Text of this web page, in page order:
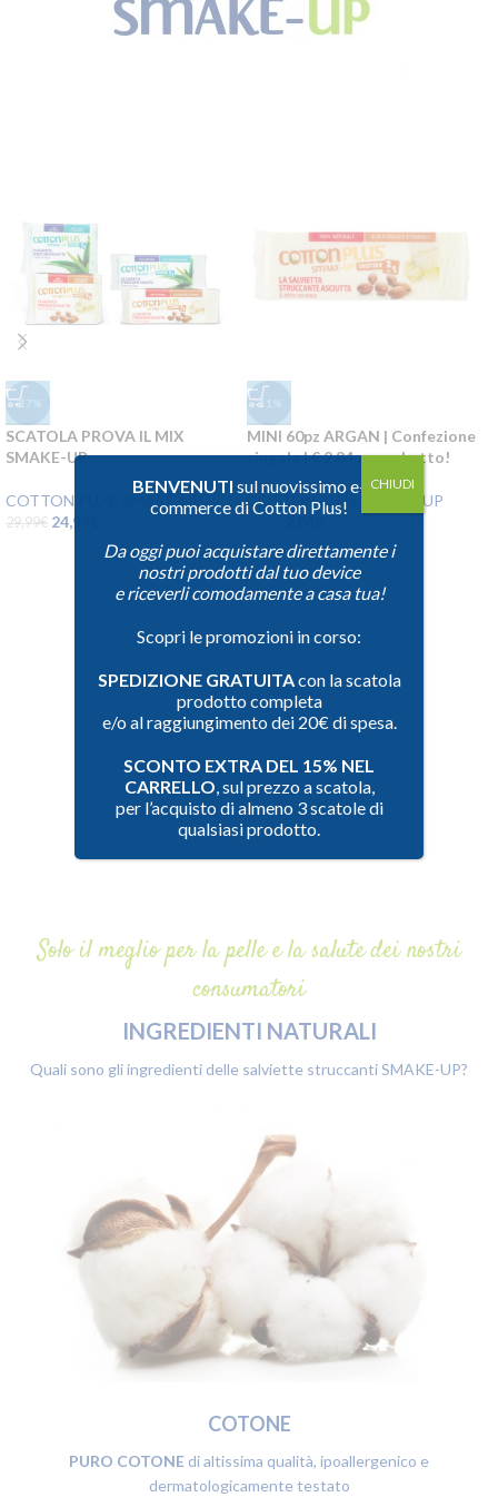
-17%
SCATOLA PROVA IL MIX
SMAKE-UP
COTTON PLUS
29,99€ 24,99
-11%
MINI 60pz ARGAN | Confezione
singola | € 2,84 a sacchetto!
COTTON PLUS SMAKE-UP
Solo il meglio per la pelle e la salute dei nostri
consumatori
INGREDIENTI NATURALI
Quali sono gli ingredienti delle salviette struccanti SMAKE-UP?
COTONE
PURO COTONE di altissima qualità, ipoallergenico e
dermatologicamente testato
BENVENUTI sul nuovissimo e-
commerce di Cotton Plus!
Da oggi puoi acquistare direttamente i
nostri prodotti dal tuo device
e riceverli comodamente a casa tua!
Scopri le promozioni in corso:
SPEDIZIONE GRATUITAcon la scatola
prodotto completa
e/o al raggiungimento dei 20€ di spesa.
SCONTO EXTRA DEL 15% NEL
CARRELLO, sul prezzo a scatola,
per l’acquisto di almeno 3 scatole di
qualsiasi prodotto.
CHIUDI